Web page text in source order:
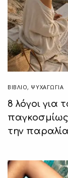
ΒΙΒΛΊΟ, ΨΥΧΑΓΩΓΙΑ
8 λόγοι για
παγκοσμίως
την παραλία